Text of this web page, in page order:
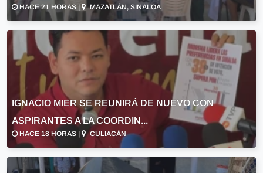
HACE 21 HORAS | MAZATLÁN, SINALOA
IGNACIO MIER SE REUNIRÁ DE NUEVO CON
ASPIRANTES A LA COORDIN...
HACE 18 HORAS | CULIACÁN